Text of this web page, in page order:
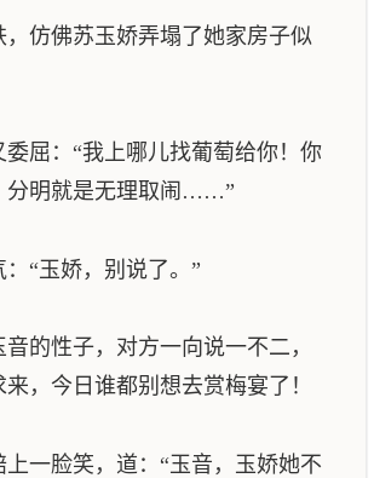
，仿佛苏玉娇弄塌了她家房子似
委屈：“我上哪儿找葡萄给你！你
分明就是无理取闹……”
“玉娇，别说了。”
的性子，对方一向说一不二，
，今日谁都别想去赏梅宴了！
上一脸笑，道：“玉音，玉娇她不